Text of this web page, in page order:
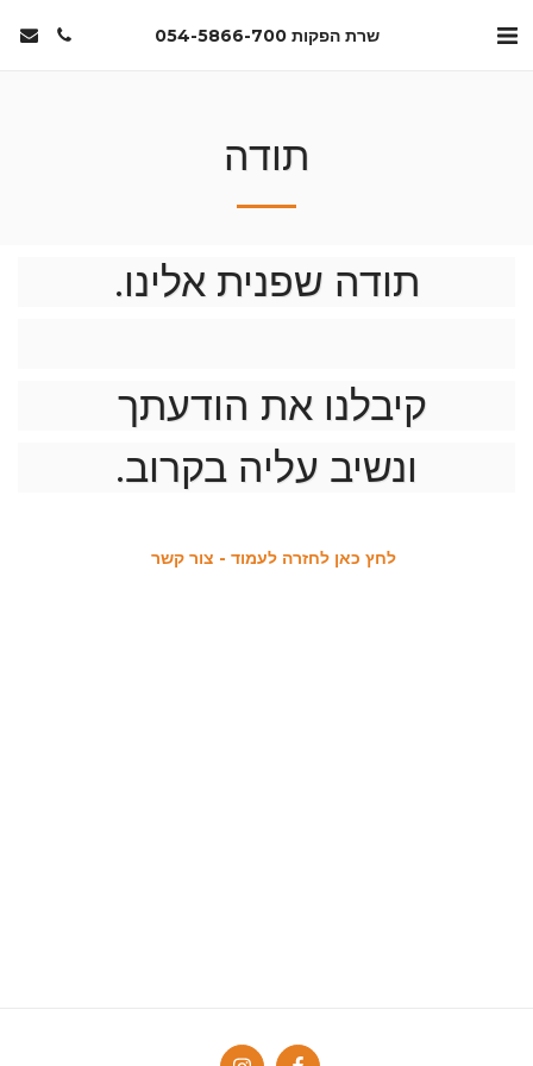
שרת הפקות 054-5866-700
תודה
תודה שפנית אלינו.
קיבלנו את הודעתך
ונשיב עליה בקרוב.
לחץ כאן לחזרה לעמוד - צור קשר